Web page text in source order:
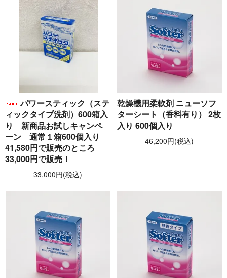
パワースティック（ステ
ィックタイプ洗剤）600箱入
り 新商品お試しキャンペ
ーン 通常１箱600個入り
41,580円で販売のところ
33,000円で販売！
33,000円(税込)
乾燥機用柔軟剤 ニューソフ
ターシート（香料有り） 2枚
入り 600個入り
46,200円(税込)